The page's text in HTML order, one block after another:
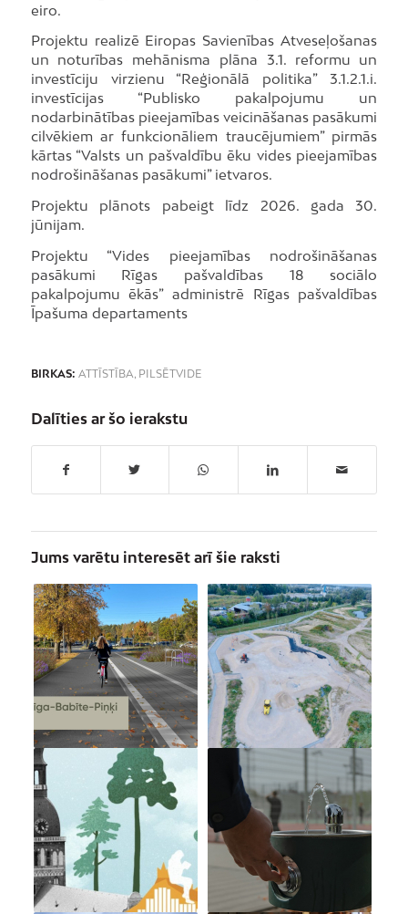
eiro.
Projektu realizē Eiropas Savienības Atveseļošanas
un noturības mehānisma plāna 3.1. reformu un
investīciju virzienu “Reģionālā politika” 3.1.2.1.i.
investīcijas “Publisko pakalpojumu un
nodarbinātības pieejamības veicināšanas pasākumi
cilvēkiem ar funkcionāliem traucējumiem” pirmās
kārtas “Valsts un pašvaldību ēku vides pieejamības
nodrošināšanas pasākumi” ietvaros.
Projektu plānots pabeigt līdz 2026. gada 30.
jūnijam.
Projektu “Vides pieejamības nodrošināšanas
pasākumi Rīgas pašvaldības 18 sociālo
pakalpojumu ēkās” administrē Rīgas pašvaldības
Īpašuma departaments
BIRKAS: ATTĪSTĪBA, PILSĒTVIDE
Dalīties ar šo ierakstu
Jums varētu interesēt arī šie raksti